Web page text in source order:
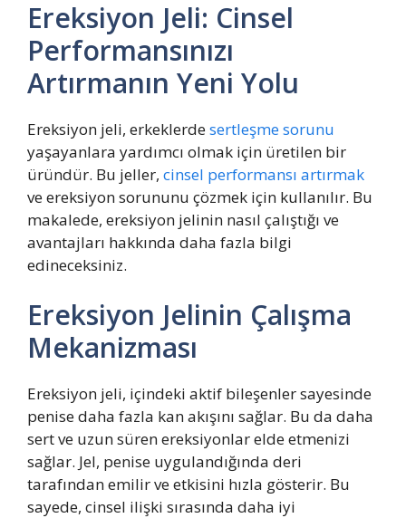
Ereksiyon Jeli: Cinsel
Performansınızı
Artırmanın Yeni Yolu
Ereksiyon jeli, erkeklerdesertleşme sorunu
yaşayanlara yardımcı olmak için üretilen bir
üründür. Bu jeller, cinsel performansı artırmak
ve ereksiyon sorununu çözmek için kullanılır. Bu
makalede, ereksiyon jelinin nasıl çalıştığı ve
avantajları hakkında daha fazla bilgi
edineceksiniz.
Ereksiyon Jelinin Çalışma
Mekanizması
Ereksiyon jeli, içindeki aktif bileşenler sayesinde
penise daha fazla kan akışını sağlar. Bu da daha
sert ve uzun süren ereksiyonlar elde etmenizi
sağlar. Jel, penise uygulandığında deri
tarafından emilir ve etkisini hızla gösterir. Bu
sayede, cinsel ilişki sırasında daha iyi